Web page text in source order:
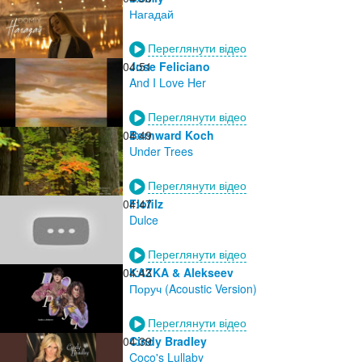
Нагадай
Переглянути відео
04:51
Jose Feliciano
And I Love Her
Переглянути відео
04:49
Bernward Koch
Under Trees
Переглянути відео
04:47
Flofilz
Dulce
Переглянути відео
04:43
KAZKA & Alekseev
Поруч (Acoustic Version)
Переглянути відео
04:39
Cindy Bradley
Coco's Lullaby